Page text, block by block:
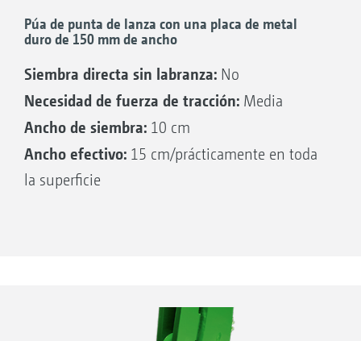
Púa de punta de lanza con una placa de metal
duro de 150 mm de ancho
Siembra directa sin labranza: No
Necesidad de fuerza de tracción: Media
Ancho de siembra: 10 cm
Ancho efectivo: 15 cm/prácticamente en toda
la superficie